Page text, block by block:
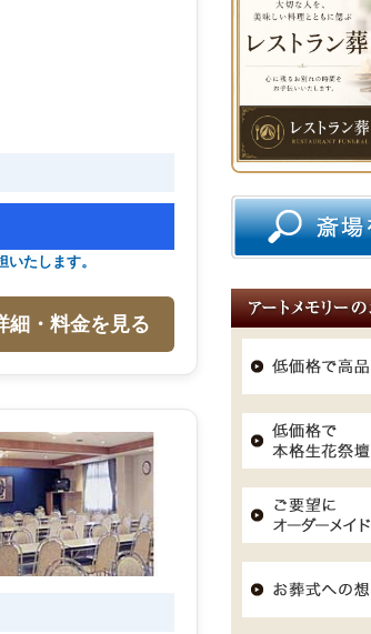
たします。
細・料金を見る